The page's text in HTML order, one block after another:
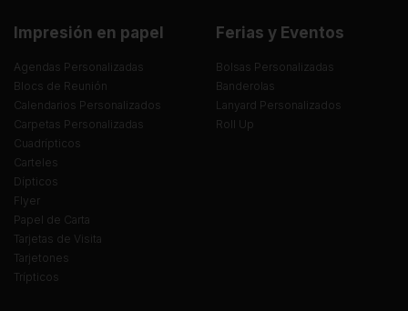
Impresión en papel
Agendas Personalizadas
Blocs de Reunión
Calendarios Personalizados
Carpetas Personalizadas
Cuadrípticos
Carteles
Dípticos
Flyer
Papel de Carta
Tarjetas de Visita
Tarjetones
Trípticos
Ferias y Eventos
Bolsas Personalizadas
Banderolas
Lanyard Personalizados
Roll Up